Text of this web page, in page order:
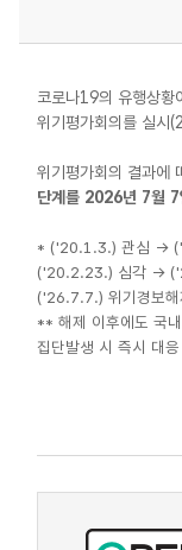
코로나19의 유행상황
위기평가회의를 실시
위기평가회의 결과에
단계를 2026년 7월 7
* ('20.1.3.) 관심 →
('20.2.23.) 심각 →
('26.7.7.) 위기경보해
** 해제 이후에도 국
집단발생 시 즉시 대